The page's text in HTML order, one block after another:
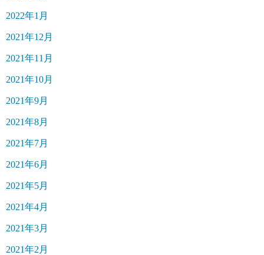
2022年1月
2021年12月
2021年11月
2021年10月
2021年9月
2021年8月
2021年7月
2021年6月
2021年5月
2021年4月
2021年3月
2021年2月